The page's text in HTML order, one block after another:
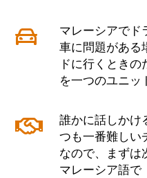
マレーシアでド
車に問題がある
ドに行くとき
を一つのユニッ
誰かに話しかけ
つも一番難しい
なので、まずは
マレーシア語で